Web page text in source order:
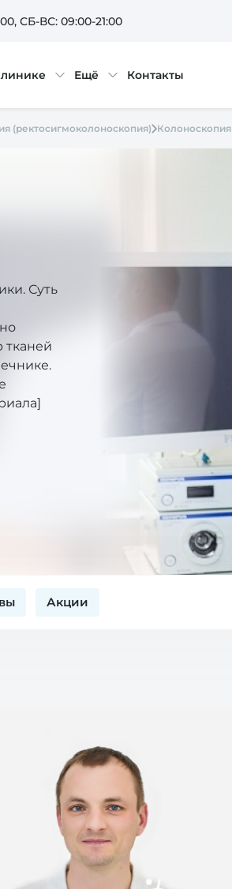
, СБ-ВС: 09:00-21:00
Ещё Контакты
(ректосигмоколоноскопия) Колоноскопия
Суть
тканей
Акции